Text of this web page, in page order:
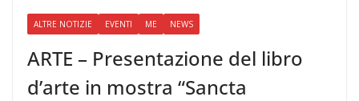
ALTRE NOTIZIE EVENTI ME NEWS
ARTE – Presentazione del libro
d’arte in mostra “Sancta